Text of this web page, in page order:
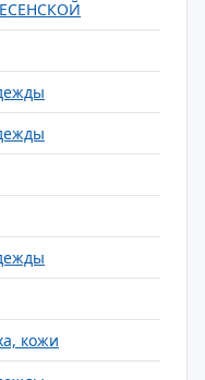
кожи